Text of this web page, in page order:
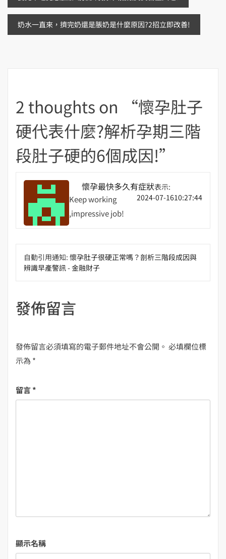
章
奶水一直來，擠完奶還是脹奶是什麼原因?2招立即改善!
2 thoughts on “懷孕肚子
硬代表什麼?解析孕期三階
段肚子硬的6個成因!”
懷孕最快多久有症狀表示:
2024-07-1610:27:44
Keep working
,impressive job!
自動引用通知: 懷孕肚子很硬正常嗎？剖析三階段成因與
辨識早產警訊 - 金融財子
發佈留言
發佈留言必須填寫的電子郵件地址不會公開。 必填欄位標
示為 *
留言*
顯示名稱